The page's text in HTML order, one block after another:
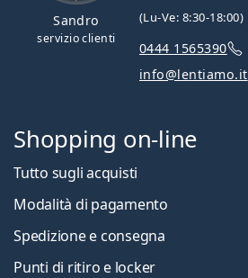
Sandro
servizio clienti
(Lu-Ve: 8:30-18:00)
0444 1565390
info@lentiamo.it
Shopping on-line
Tutto sugli acquisti
Modalità di pagamento
Spedizione e consegna
Punti di ritiro e locker